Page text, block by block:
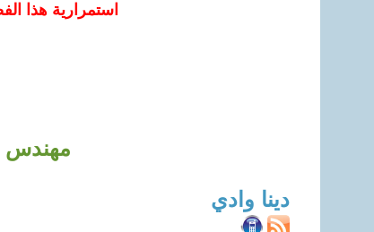
استمرارية هذا
مهندس
دينا وادي